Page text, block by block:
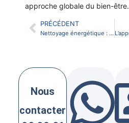
approche globale du bien-être.
PRÉCÉDENT
Nettoyage énergétique : lever les barrages invisibles
Nous
contacter